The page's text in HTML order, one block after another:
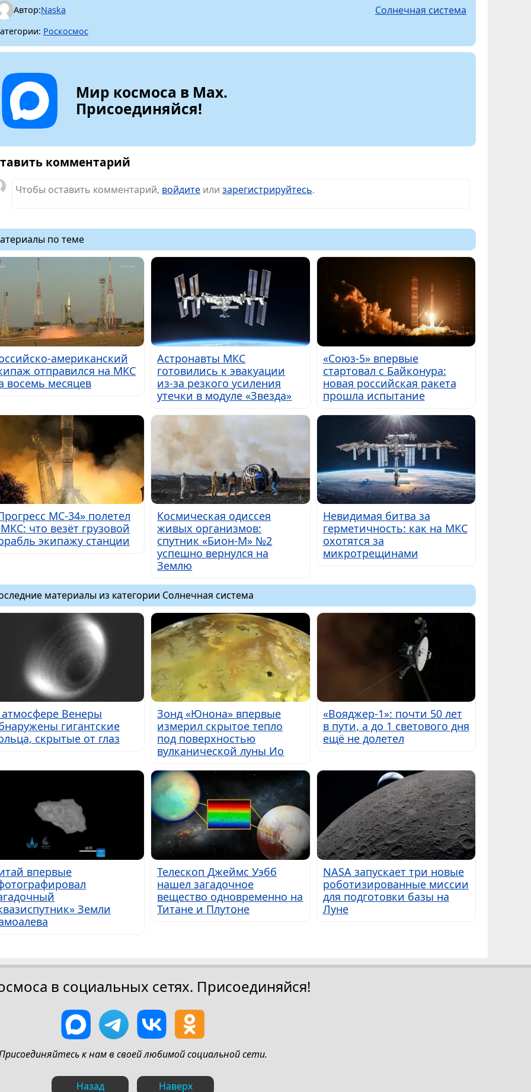
Автор:Naska Солнечная система
Роскосмос
Мир космоса в Max.
Присоединяйся!
комментарий
Чтобы оставить комментарий, войдите или зарегистрируйтесь.
по теме
американский
отправился на МКС
восемь месяцев
Астронавты МКС
готовились к эвакуации
из-за резкого усиления
утечки в модуле «Звезда»
«Союз-5» впервые
стартовал с Байконура:
новая российская ракета
прошла испытание
МС-34» полетел
что везёт грузовой
экипажу станции
Космическая одиссея
живых организмов:
спутник «Бион-М» №2
успешно вернулся на
Землю
Невидимая битва за
герметичность: как на МКС
охотятся за
микротрещинами
материалы из категории Солнечная система
Венеры
гигантские
скрытые от глаз
Зонд «Юнона» впервые
измерил скрытое тепло
под поверхностью
вулканической луны Ио
«Вояджер-1»: почти 50 лет
в пути, а до 1 светового дня
ещё не долетел
впервые
Земли
Телескоп Джеймс Уэбб
нашел загадочное
вещество одновременно на
Титане и Плутоне
NASA запускает три новые
роботизированные миссии
для подготовки базы на
Луне
в социальных сетях. Присоединяйся!
к нам в своей любимой социальной сети.
Назад Наверх